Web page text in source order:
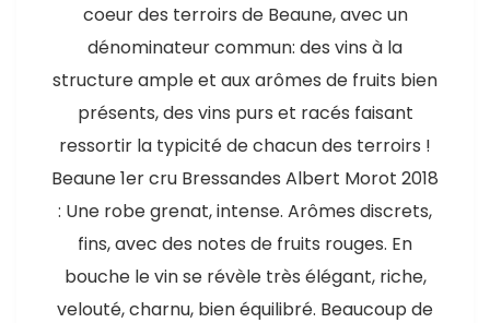
coeur des terroirs de Beaune, avec un
dénominateur commun: des vins à la
structure ample et aux arômes de fruits bien
présents, des vins purs et racés faisant
ressortir la typicité de chacun des terroirs !
Beaune 1er cru Bressandes Albert Morot 2018
: Une robe grenat, intense. Arômes discrets,
fins, avec des notes de fruits rouges. En
bouche le vin se révèle très élégant, riche,
velouté, charnu, bien équilibré. Beaucoup de